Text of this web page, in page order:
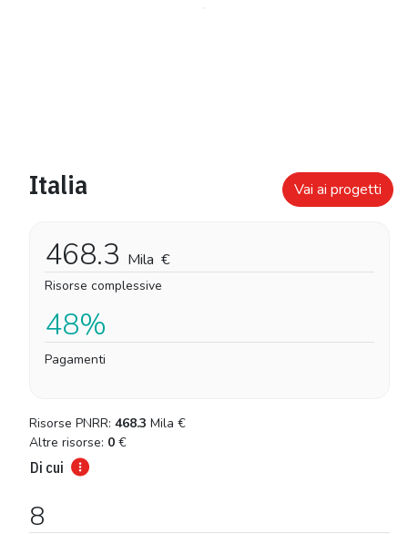
Italia Vai ai progetti
468.3 Mila €
Risorse complessive
48%
Pagamenti
Risorse PNRR: 468.3 Mila €
Altre risorse: 0 €
Di cui
8